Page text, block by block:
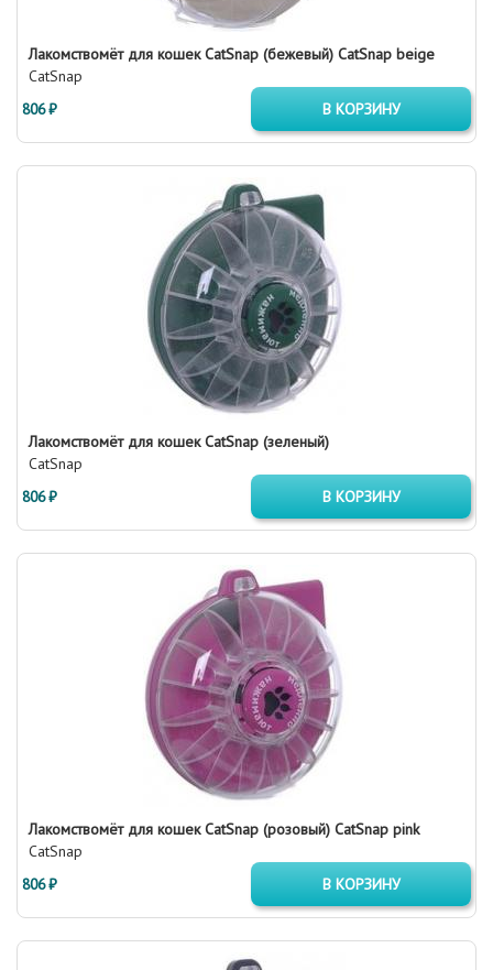
Лакомствомёт для кошек CatSnap (бежевый) CatSnap beige
CatSnap
806 ₽
В КОРЗИНУ
Лакомствомёт для кошек CatSnap (зеленый)
CatSnap
806 ₽
В КОРЗИНУ
Лакомствомёт для кошек CatSnap (розовый) CatSnap pink
CatSnap
806 ₽
В КОРЗИНУ